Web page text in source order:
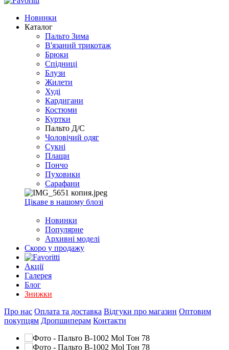
Новинки
Каталог
Пальто Зима
В'язаний трикотаж
Брюки
Спідниці
Блузи
Жилети
Худі
Кардигани
Костюми
Куртки
Пальто Д/С
Чоловічий одяг
Сукні
Плащи
Пончо
Пуховики
Сарафани
Цікаве в нашому блозі
Новинки
Популярне
Архивні моделі
Скоро у продажу
Акції
Галерея
Блог
Знижки
Про нас Оплата та доставка Відгуки про магазин Оптовим
покупцям Дропшиперам Контакти
XLSX